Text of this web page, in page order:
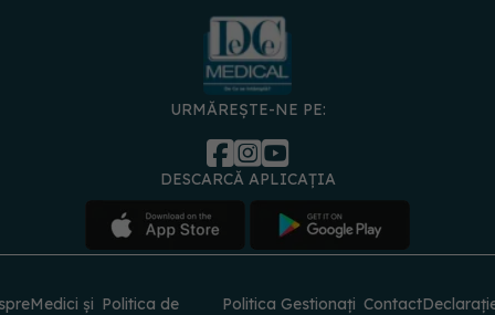
URMĂREȘTE-NE PE:
DESCARCĂ APLICAȚIA
Medici și Politica de
Politica Gestionați Contact